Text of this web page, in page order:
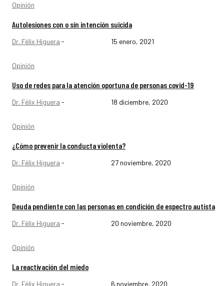
Opinión
Autolesiones con o sin intención suicida
Dr. Félix Higuera - 15 enero, 2021
Opinión
Uso de redes para la atención oportuna de personas covid-19
Dr. Félix Higuera - 18 diciembre, 2020
Opinión
¿Cómo prevenir la conducta violenta?
Dr. Félix Higuera - 27 noviembre, 2020
Opinión
Deuda pendiente con las personas en condición de espectro autista
Dr. Félix Higuera - 20 noviembre, 2020
Opinión
La reactivación del miedo
Dr. Félix Higuera - 6 noviembre, 2020